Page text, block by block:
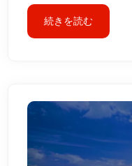
続きを読む